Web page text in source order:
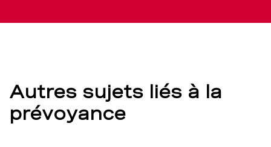
Autres sujets liés à la
prévoyance